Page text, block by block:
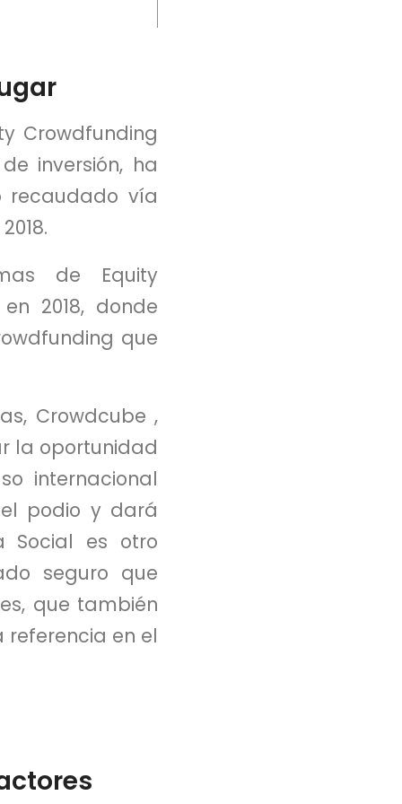
Crowdfunding
inversión, ha
recaudado vía
de Equity
2018, donde
que
Crowdcube ,
la oportunidad
internacional
podio y dará
Social es otro
seguro que
que también
en el